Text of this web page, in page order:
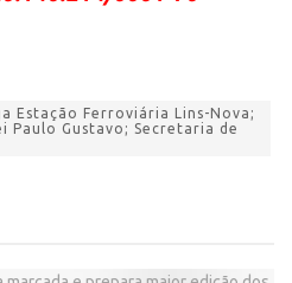
Estação Ferroviária Lins-Nova;
Paulo Gustavo; Secretaria de